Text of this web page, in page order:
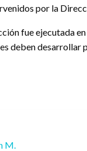
por la
fue ejecutada
deben
M.